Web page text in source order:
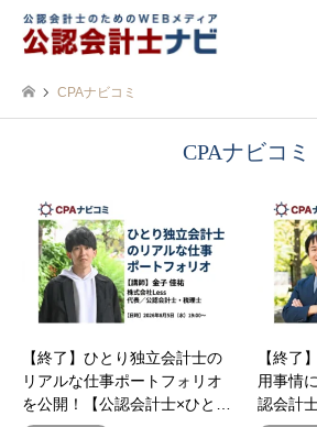
CPAナビコミ
CPAナビコミ
【終了】ひとり独立会計士の
リアルな仕事ポートフォリオ
を公開！【公認会計士×ひと…
【終了
用事情
認会計